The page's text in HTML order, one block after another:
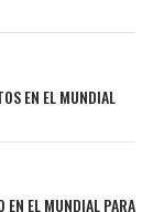
EN EL MUNDIAL
EN EL MUNDIAL PARA